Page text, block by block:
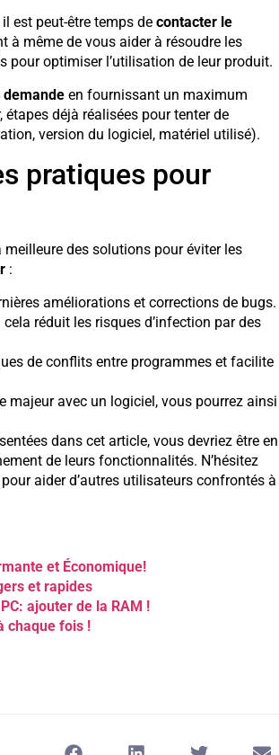
est peut-être temps de contacter le
à même de vous aider à résoudre les
pour optimiser l’utilisation de leur produit.
en fournissant un maximum
déjà réalisées pour tenter de
version du logiciel, matériel utilisé).
pratiques pour
des solutions pour éviter les
:
améliorations et corrections de bugs.
réduit les risques d’infection par des
de conflits entre programmes et facilite
majeur avec un logiciel, vous pourrez ainsi
dans cet article, vous devriez être en
de leurs fonctionnalités. N’hésitez
aider d’autres utilisateurs confrontés à
et Économique!
et rapides
ajouter de la RAM !
chaque fois !